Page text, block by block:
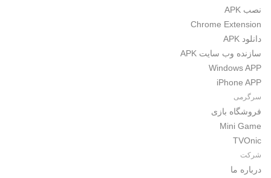
نصب APK
Chrome Extension
دانلود APK
سازنده وب سایت APK
Windows APP
iPhone APP
سرگرمی
فروشگاه بازی
Mini Game
TVOnic
شرکت
درباره ما